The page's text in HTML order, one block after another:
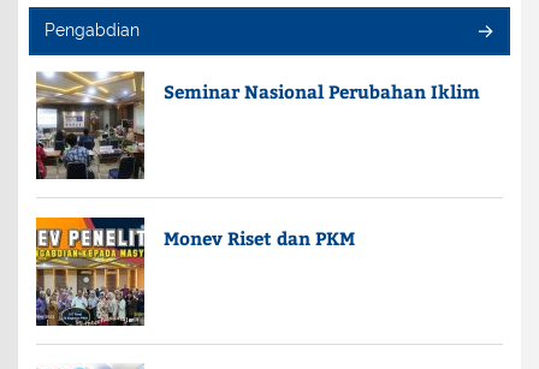
Pengabdian
Seminar Nasional Perubahan Iklim
Monev Riset dan PKM